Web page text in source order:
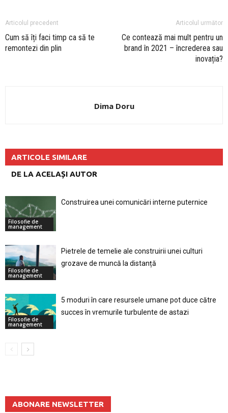
Articolul precedent
Cum să îți faci timp ca să te
remontezi din plin
Articolul următor
Ce contează mai mult pentru un
brand în 2021 – încrederea sau
inovația?
Dima Doru
ARTICOLE SIMILARE
DE LA ACELAȘI AUTOR
Filosofie de
management
Construirea unei comunicări interne puternice
Filosofie de
management
Pietrele de temelie ale construirii unei culturi
grozave de muncă la distanță
Filosofie de
management
5 moduri în care resursele umane pot duce către
succes în vremurile turbulente de astazi
ABONARE NEWSLETTER